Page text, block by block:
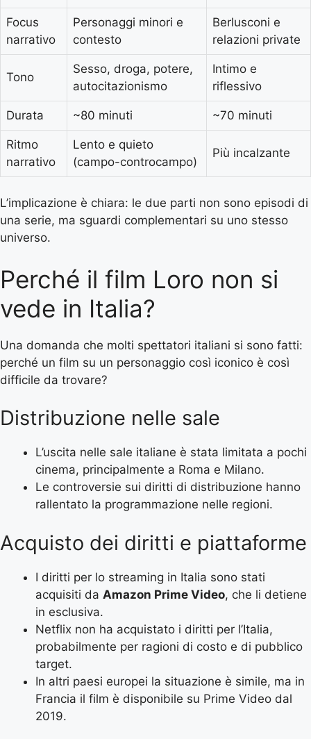
Focus
narrativo
Personaggi minori e
contesto
Berlusconi e
relazioni private
Tono
Sesso, droga, potere,
autocitazionismo
Intimo e
riflessivo
Durata ~80 minuti ~70 minuti
Ritmo
narrativo
Lento e quieto
(campo-controcampo)
Più incalzante
L’implicazione è chiara: le due parti non sono episodi di
una serie, ma sguardi complementari su uno stesso
universo.
Perché il film Loro non si
vede in Italia?
Una domanda che molti spettatori italiani si sono fatti:
perché un film su un personaggio così iconico è così
difficile da trovare?
Distribuzione nelle sale
L’uscita nelle sale italiane è stata limitata a pochi
cinema, principalmente a Roma e Milano.
Le controversie sui diritti di distribuzione hanno
rallentato la programmazione nelle regioni.
Acquisto dei diritti e piattaforme
I diritti per lo streaming in Italia sono stati
acquisiti da Amazon Prime Video, che li detiene
in esclusiva.
Netflix non ha acquistato i diritti per l’Italia,
probabilmente per ragioni di costo e di pubblico
target.
In altri paesi europei la situazione è simile, ma in
Francia il film è disponibile su Prime Video dal
2019.